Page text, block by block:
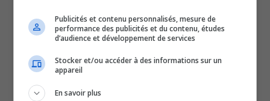
Publicités et contenu personnalisés, mesure de
performance des publicités et du contenu, études
d’audience et développement de services
Stocker et/ou accéder à des informations sur un
appareil
En savoir plus